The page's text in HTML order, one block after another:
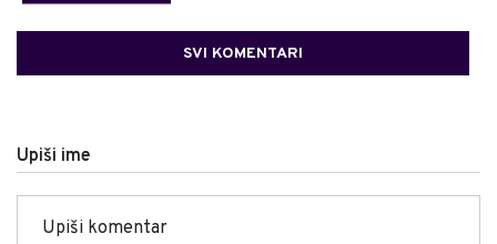
SVI KOMENTARI
Upiši ime